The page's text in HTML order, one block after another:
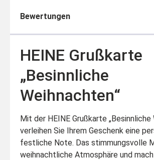
Bewertungen
HEINE Grußkarte
„Besinnliche
Weihnachten“
Mit der HEINE Grußkarte „Besinnliche
verleihen Sie Ihrem Geschenk eine
festliche Note. Das stimmungsvolle
weihnachtliche Atmosphäre und